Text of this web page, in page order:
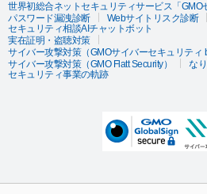
世界初総合ネットセキュリティサービス「GMO
パスワード漏洩診断
Webサイトリスク診断
セキュリティ相談AIチャットボット
実在証明・盗聴対策
サイバー攻撃対策（GMOサイバーセキュリティ
サイバー攻撃対策（GMO Flatt Security）
な
セキュリティ事業の軌跡